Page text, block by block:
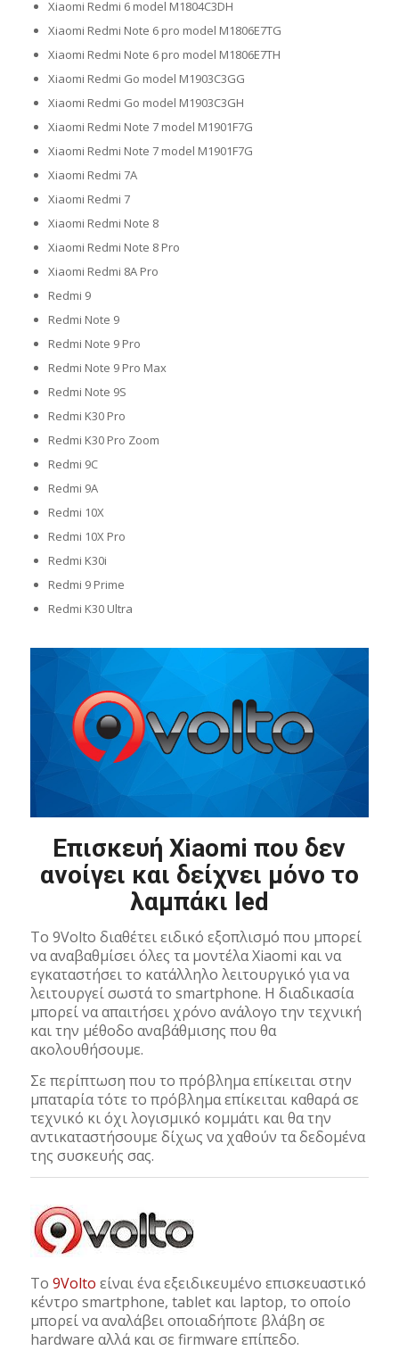
Xiaomi Redmi 6 model M1804C3DH
Xiaomi Redmi Note 6 pro model M1806E7TG
Xiaomi Redmi Note 6 pro model M1806E7TH
Xiaomi Redmi Go model M1903C3GG
Xiaomi Redmi Go model M1903C3GH
Xiaomi Redmi Note 7 model M1901F7G
Xiaomi Redmi Note 7 model M1901F7G
Xiaomi Redmi 7A
Xiaomi Redmi 7
Xiaomi Redmi Note 8
Xiaomi Redmi Note 8 Pro
Xiaomi Redmi 8A Pro
Redmi 9
Redmi Note 9
Redmi Note 9 Pro
Redmi Note 9 Pro Max
Redmi Note 9S
Redmi K30 Pro
Redmi K30 Pro Zoom
Redmi 9C
Redmi 9A
Redmi 10X
Redmi 10X Pro
Redmi K30i
Redmi 9 Prime
Redmi K30 Ultra
Επισκευή Xiaomi που δεν
ανοίγει και δείχνει μόνο το
λαμπάκι led
Το 9Volto διαθέτει ειδικό εξοπλισμό που μπορεί
να αναβαθμίσει όλες τα μοντέλα Xiaomi και να
εγκαταστήσει το κατάλληλο λειτουργικό για να
λειτουργεί σωστά το smartphone. Η διαδικασία
μπορεί να απαιτήσει χρόνο ανάλογο την τεχνική
και την μέθοδο αναβάθμισης που θα
ακολουθήσουμε.
Σε περίπτωση που το πρόβλημα επίκειται στην
μπαταρία τότε το πρόβλημα επίκειται καθαρά σε
τεχνικό κι όχι λογισμικό κομμάτι και θα την
αντικαταστήσουμε δίχως να χαθούν τα δεδομένα
της συσκευής σας.
Το 9Volto είναι ένα εξειδικευμένο επισκευαστικό
κέντρο smartphone, tablet και laptop, το οποίο
μπορεί να αναλάβει οποιαδήποτε βλάβη σε
hardware αλλά και σε firmware επίπεδο.